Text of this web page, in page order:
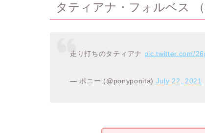
タティアナ・フォルベス
走り打ちのタティアナ pic.twitter.com/
— ポニー (@ponyponita) July 22, 2021